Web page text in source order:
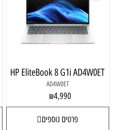
HP EliteBook 8 G1i AD4W0ET
AD4W0ET
₪4,990
פרטים נוספים